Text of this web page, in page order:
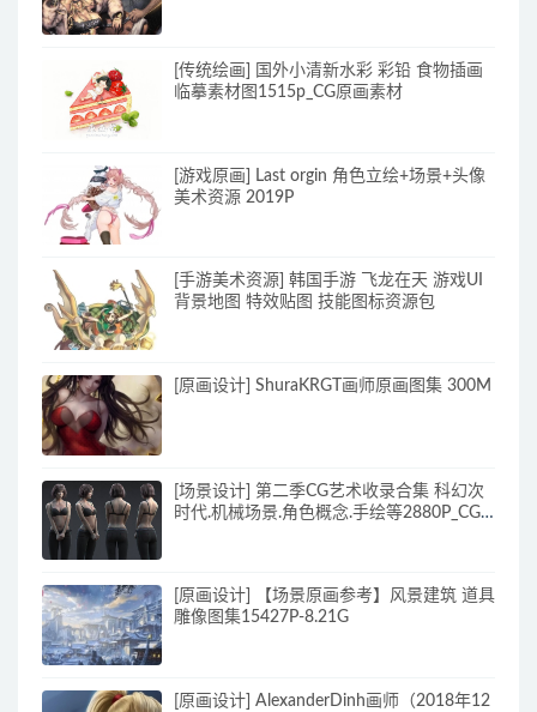
[传统绘画] 国外小清新水彩 彩铅 食物插画
临摹素材图1515p_CG原画素材
[游戏原画] Last orgin 角色立绘+场景+头像
美术资源 2019P
[手游美术资源] 韩国手游 飞龙在天 游戏UI
背景地图 特效贴图 技能图标资源包
[原画设计] ShuraKRGT画师原画图集 300M
[场景设计] 第二季CG艺术收录合集 科幻次
时代.机械场景.角色概念.手绘等2880P_CG
[原画设计] 【场景原画参考】风景建筑 道具
雕像图集15427P-8.21G
[原画设计] AlexanderDinh画师（2018年12